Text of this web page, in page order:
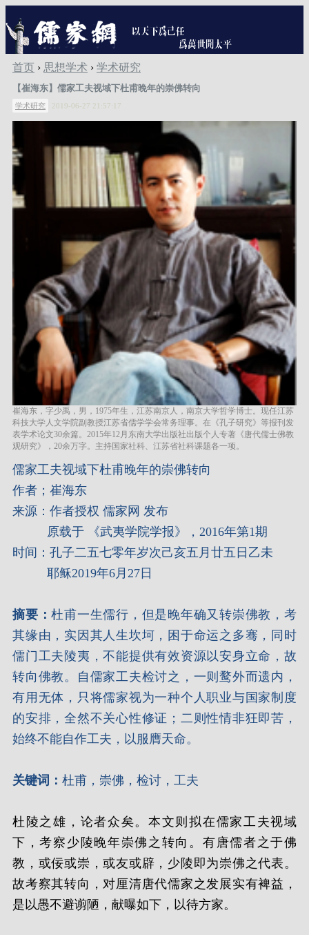
首页 › 思想学术 › 学术研究
【崔海东】儒家工夫视域下杜甫晚年的崇佛转向
学术研究 2019-06-27 21:57:17
崔海东，字少禹，男，1975年生，江苏南京人，南京大学哲学博士。现任江苏
科技大学人文学院副教授江苏省儒学学会常务理事。在《孔子研究》等报刊发
表学术论文30余篇。2015年12月东南大学出版社出版个人专著《唐代儒士佛教
观研究》，20余万字。主持国家社科、江苏省社科课题各一项。
儒家工夫视域下杜甫晚年的崇佛转向
作者；崔海东
来源：作者授权 儒家网 发布
原载于 《武夷学院学报》，2016年第1期
时间：孔子二五七零年岁次己亥五月廿五日乙未
耶稣2019年6月27日
摘要：杜甫一生儒行，但是晚年确又转崇佛教，考
其缘由，实因其人生坎坷，困于命运之多骞，同时
儒门工夫陵夷，不能提供有效资源以安身立命，故
转向佛教。自儒家工夫检讨之，一则鹜外而遗内，
有用无体，只将儒家视为一种个人职业与国家制度
的安排，全然不关心性修证；二则性情非狂即苦，
始终不能自作工夫，以服膺天命。
关键词： 杜甫，崇佛，检讨，工夫
杜陵之雄，论者众矣。本文则拟在儒家工夫视域
下，考察少陵晚年崇佛之转向。有唐儒者之于佛
教，或佞或崇，或友或辟，少陵即为崇佛之代表。
故考察其转向，对厘清唐代儒家之发展实有裨益，
是以愚不避谫陋，献曝如下，以待方家。